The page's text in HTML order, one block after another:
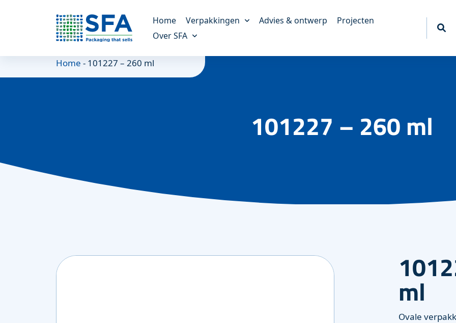
Home Verpakkingen
Kunststof verpakkingen
Altijd de juiste verpakking
Maatwerk verpakkingen
Advies & ontwerp
Projecten
Over SFA
Ons verhaal
Referenties
Onze klanten vertellen
Werken bij SFA Packaging
Home - 101227 – 260 ml
101227 – 260 ml
ml
Ovale